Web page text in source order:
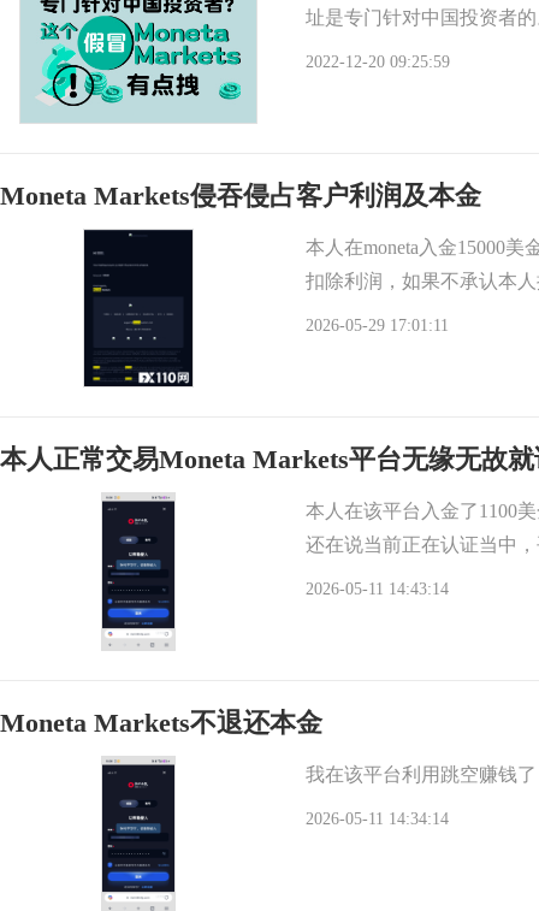
址是专门针对中国投资者
2022-12-20 09:25:59
Moneta Markets侵吞侵占客户利润及本金
本人在moneta入金15000
扣除利润，如果不承认本
2026-05-29 17:01:11
本人正常交易Moneta Markets平台无缘无故
本人在该平台入金了1100
还在说当前正在认证当中
2026-05-11 14:43:14
Moneta Markets不退还本金
我在该平台利用跳空赚钱
2026-05-11 14:34:14